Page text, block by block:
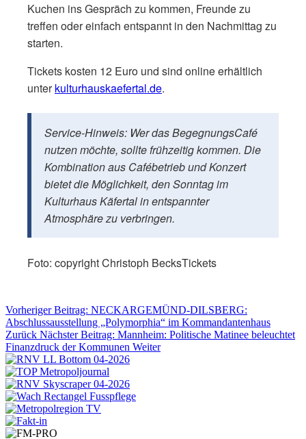
Kuchen ins Gespräch zu kommen, Freunde zu
treffen oder einfach entspannt in den Nachmittag zu
starten.
Tickets kosten 12 Euro und sind online erhältlich
unterkulturhauskaefertal.de.
Service-Hinweis: Wer das BegegnungsCafé
nutzen möchte, sollte frühzeitig kommen. Die
Kombination aus Cafébetrieb und Konzert
bietet die Möglichkeit, den Sonntag im
Kulturhaus Käfertal in entspannter
Atmosphäre zu verbringen.
Foto: copyright Christoph BecksTickets
Vorheriger Beitrag: NECKARGEMÜND-DILSBERG:
Abschlussausstellung „Polymorphia“ im Kommandantenhaus
Zurück Nächster Beitrag: Mannheim: Politische Matinee beleuchtet
Finanzdruck der Kommunen Weiter